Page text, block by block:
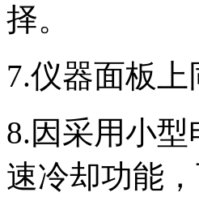
择。
7.仪器面板
8.因采用小
速冷却功能